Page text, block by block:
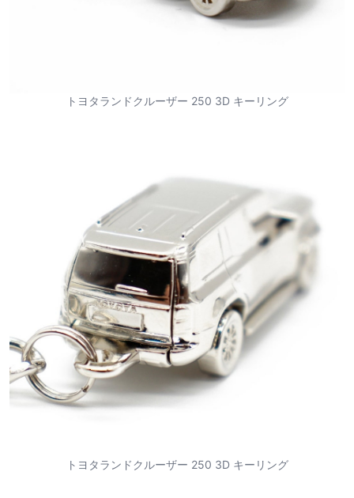
トヨタランドクルーザー 250 3D キーリング
トヨタランドクルーザー 250 3D キーリング